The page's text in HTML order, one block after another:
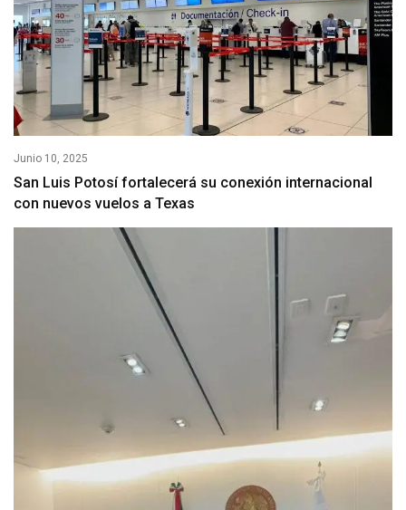
Junio 10, 2025
San Luis Potosí fortalecerá su conexión internacional
con nuevos vuelos a Texas